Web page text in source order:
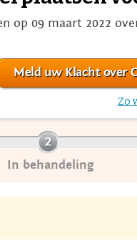
op 09 maart 2022
Meld uw Klacht over
Zo
In behandeling